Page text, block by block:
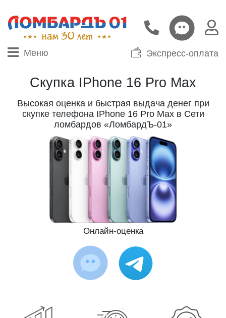
Меню Экспресс-оплата
Скупка IPhone 16 Pro Max
Высокая оценка и быстрая выдача денег при
скупке телефона IPhone 16 Pro Max в Сети
ломбардов «ЛомбардЪ-01»
Онлайн-оценка